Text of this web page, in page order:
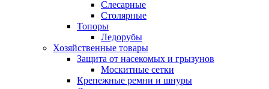
Слесарные
Столярные
Топоры
Ледорубы
Хозяйственные товары
Защита от насекомых и грызунов
Москитные сетки
Крепежные ремни и шнуры